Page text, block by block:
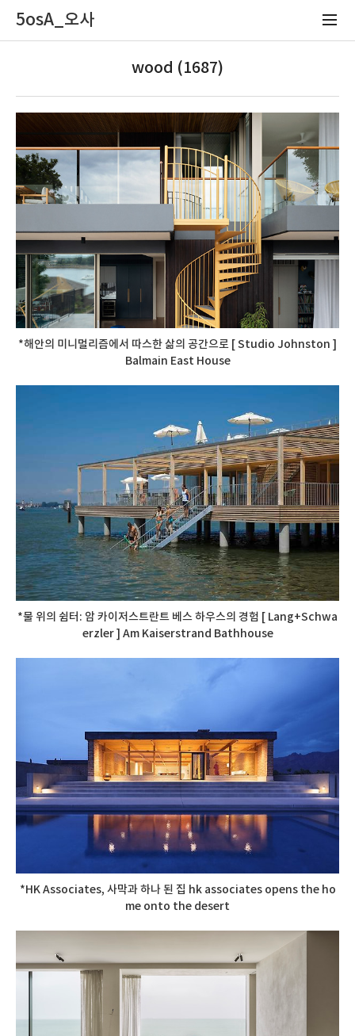
5osA_오사
wood (1687)
*해안의 미니멀리즘에서 따스한 삶의 공간으로 [ Studio Johnston ]
Balmain East House
*물 위의 쉼터: 암 카이저스트란트 베스 하우스의 경험 [ Lang+Schwa
erzler ] Am Kaiserstrand Bathhouse
*HK Associates, 사막과 하나 된 집 hk associates opens the ho
me onto the desert